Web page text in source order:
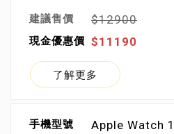
$12900
$11190
了解更多
Apple Watch